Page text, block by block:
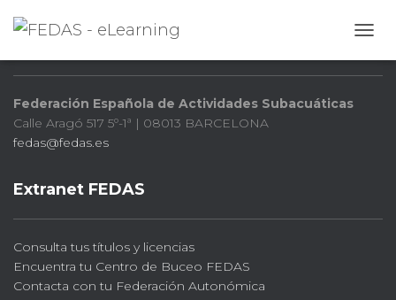
Federación Española de Actividades Subacuáticas
Calle Aragó 517 5º-1ª | 08013 BARCELONA
fedas@fedas.es
Extranet FEDAS
Consulta tus títulos y licencias
Encuentra tu Centro de Buceo FEDAS
Contacta con tu Federación Autonómica